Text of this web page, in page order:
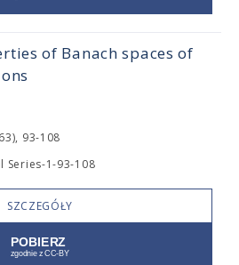
of Banach spaces of
93-108
Series-1-93-108
SZCZEGÓŁY